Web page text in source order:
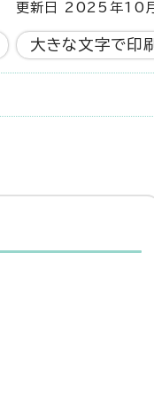
更新日 2025年10
大きな文字で印刷